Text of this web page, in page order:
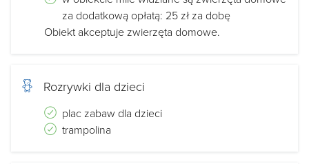
za dodatkową opłatą: 25 zł za dobę
Obiekt akceptuje zwierzęta domowe.
Rozrywki dla dzieci
plac zabaw dla dzieci
trampolina